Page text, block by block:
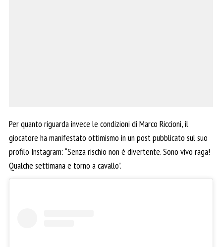
Per quanto riguarda invece le condizioni di Marco Riccioni, il
giocatore ha manifestato ottimismo in un post pubblicato sul suo
profilo Instagram: “Senza rischio non è divertente. Sono vivo raga!
Qualche settimana e torno a cavallo”.